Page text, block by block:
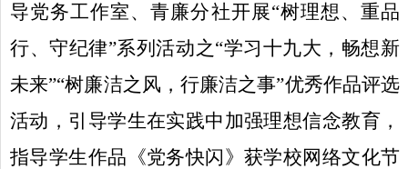
导党务工作室、青廉分社开展“树理想、重品
行、守纪律”系列活动之“学习十九大，畅想新
未来”“树廉洁之风，行廉洁之事”优秀作品评选
活动，引导学生在实践中加强理想信念教育，
指导学生作品《党务快闪》获学校网络文化节